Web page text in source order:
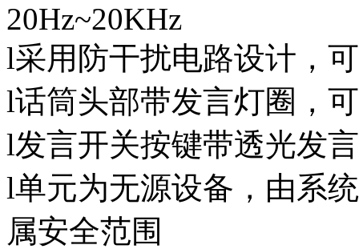
20Hz~20KHz
l采用防干扰电路设计，
l话筒头部带发言灯圈，
l发言开关按键带透光发
l单元为无源设备，由系
属安全范围